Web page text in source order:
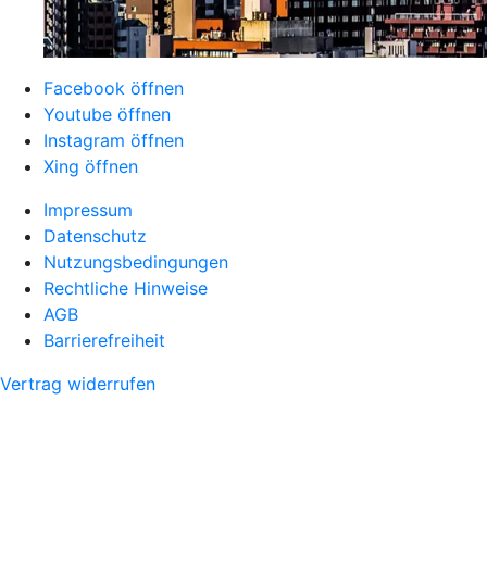
Facebook öffnen
Youtube öffnen
Instagram öffnen
Xing öffnen
Impressum
Datenschutz
Nutzungsbedingungen
Rechtliche Hinweise
AGB
Barrierefreiheit
Vertrag widerrufen